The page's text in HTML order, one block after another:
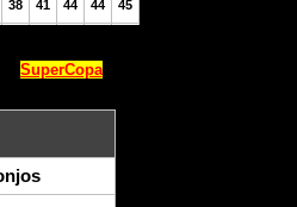
SuperCopa